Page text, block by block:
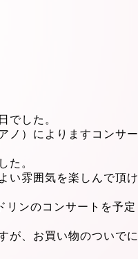
でした。
ノ） によりますコンサー
た。
い雰囲気を楽しんで頂け
リンのコンサートを予定
が、 お買い物のついでに